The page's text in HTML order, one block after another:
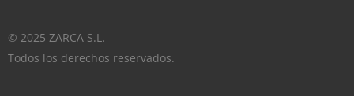
© 2025 ZARCA S.L.
Todos los derechos reservados.